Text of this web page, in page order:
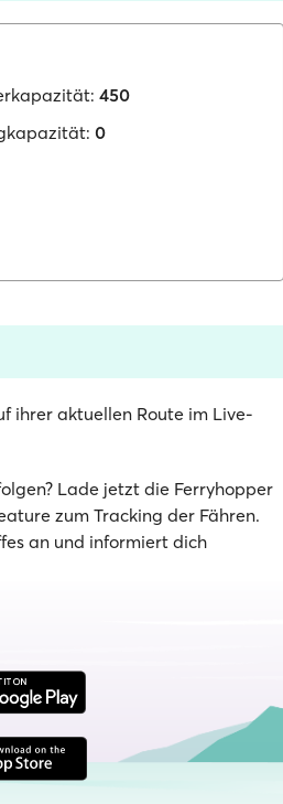
450
0
ihrer aktuellen Route im Live-
Lade jetzt die Ferryhopper
zum Tracking der Fähren.
an und informiert dich